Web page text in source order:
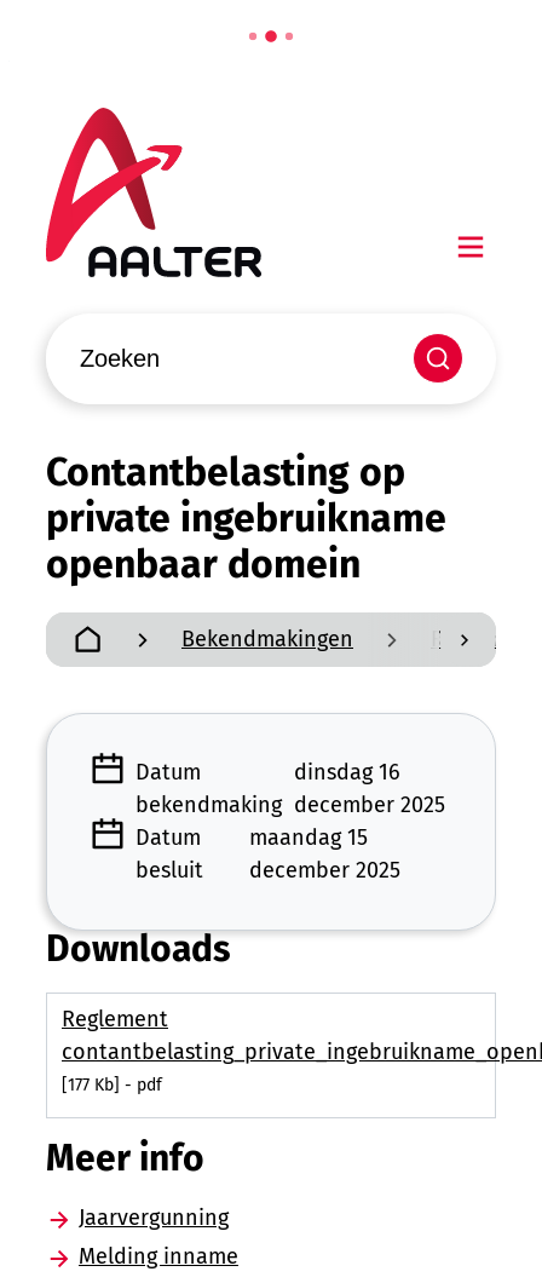
Aalter
Zoeken
Contantbelasting op
private ingebruikname
openbaar domein
scroll
Startpagina
Bekendmakingen
Datum
bekendmaking
dinsdag 16
december 2025
Datum
besluit
maandag 15
december 2025
Downloads
Reglement
177 Kb pdf
Meer info
Jaarvergunning
Melding inname